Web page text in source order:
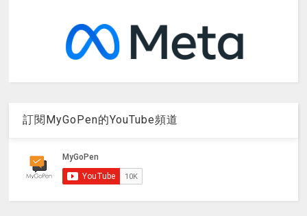
訂閱MyGoPen的YouTube頻道